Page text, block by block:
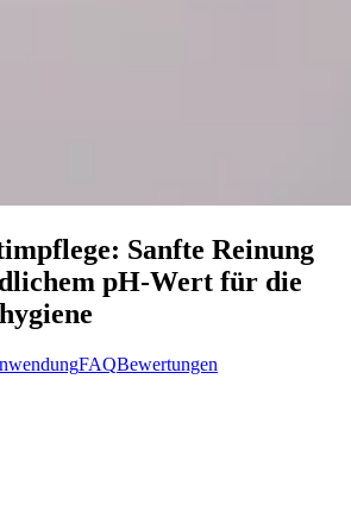
Sanfte Reinung
pH‑Wert für die
FAQBewertungen